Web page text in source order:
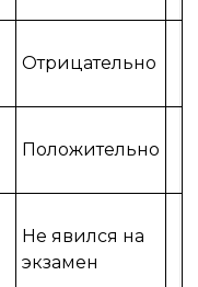
Отрицательно
Положительно
Не явился на
экзамен